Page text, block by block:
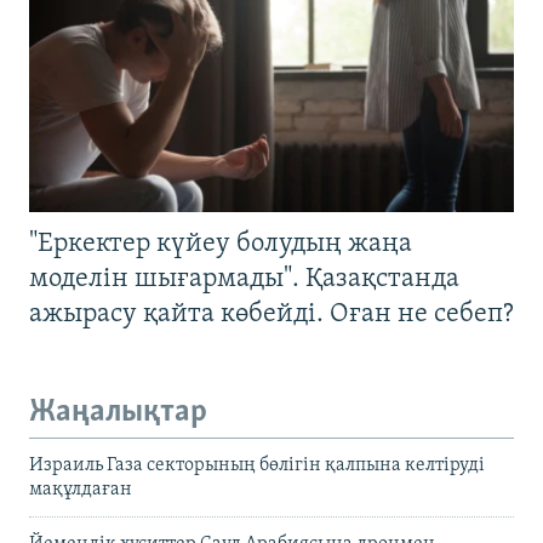
"Еркектер күйеу болудың жаңа
моделін шығармады". Қазақстанда
ажырасу қайта көбейді. Оған не себеп?
Жаңалықтар
Израиль Газа секторының бөлігін қалпына келтіруді
мақұлдаған